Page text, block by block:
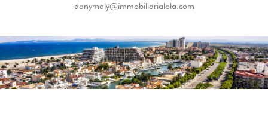
danymaly@immobiliarialola.com